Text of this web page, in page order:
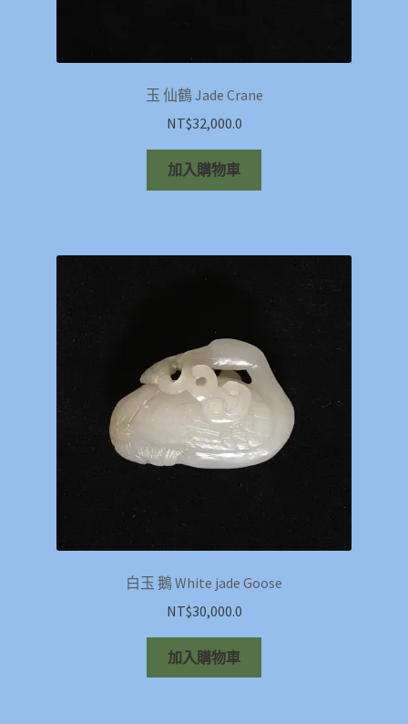
玉 仙鶴 Jade Crane
NT$32,000.0
加入購物車
白玉 鵝 White jade Goose
NT$30,000.0
加入購物車